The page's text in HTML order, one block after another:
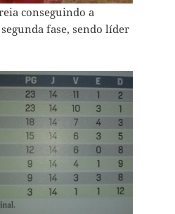
conseguindo a
fase, sendo líder